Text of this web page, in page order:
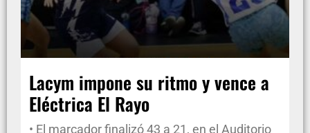
Lacym impone su ritmo y vence a
Eléctrica El Rayo
• El marcador finalizó 43 a 21, en el Auditorio